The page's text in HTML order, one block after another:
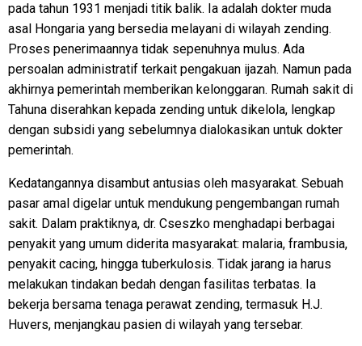
pada tahun 1931 menjadi titik balik. Ia adalah dokter muda
asal Hongaria yang bersedia melayani di wilayah zending.
Proses penerimaannya tidak sepenuhnya mulus. Ada
persoalan administratif terkait pengakuan ijazah. Namun pada
akhirnya pemerintah memberikan kelonggaran. Rumah sakit di
Tahuna diserahkan kepada zending untuk dikelola, lengkap
dengan subsidi yang sebelumnya dialokasikan untuk dokter
pemerintah.
Kedatangannya disambut antusias oleh masyarakat. Sebuah
pasar amal digelar untuk mendukung pengembangan rumah
sakit. Dalam praktiknya, dr. Cseszko menghadapi berbagai
penyakit yang umum diderita masyarakat: malaria, frambusia,
penyakit cacing, hingga tuberkulosis. Tidak jarang ia harus
melakukan tindakan bedah dengan fasilitas terbatas. Ia
bekerja bersama tenaga perawat zending, termasuk H.J.
Huvers, menjangkau pasien di wilayah yang tersebar.